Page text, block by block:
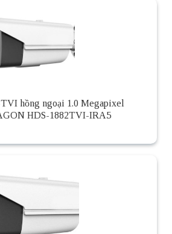
hồng ngoại 1.0 Megapixel
HDS-1882TVI-IRA5